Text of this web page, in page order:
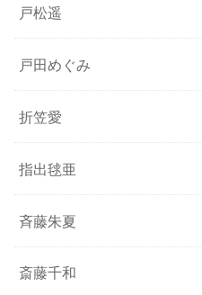
戸松遥
戸田めぐみ
折笠愛
指出毬亜
斉藤朱夏
斎藤千和